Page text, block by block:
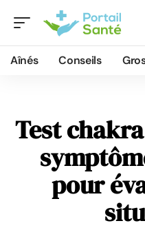
Aînés Conseils
Test
pour